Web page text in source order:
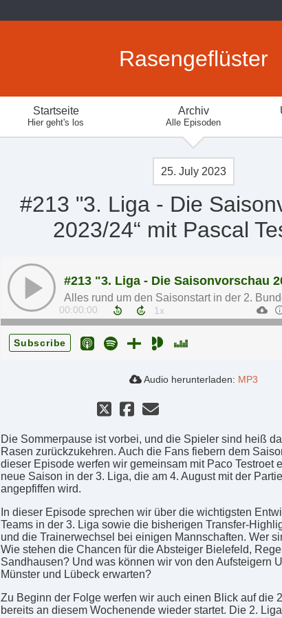
Rasengeflüster
Startseite
Hier geht's los
Archiv
Alle Episoden
25. July 2023
#213 "3. Liga - Die
2023/24“ mit Pascal
00:00:00
Subscribe
Audio herunterladen: MP3
Die Sommerpause ist vorbei, und die Spieler sind heiß
Rasen zurückzukehren. Auch die Fans fiebern dem
dieser Episode werfen wir gemeinsam mit Paco Testroet
neue Saison in der 3. Liga, die am 4. August mit der
angepfiffen wird.
In dieser Episode sprechen wir über die wichtigsten
Teams in der 3. Liga sowie die bisherigen Transfer-
und die Trainerwechsel bei einigen Mannschaften. Wer
Wie stehen die Chancen für die Absteiger Bielefeld,
Sandhausen? Und was können wir von den Aufsteigern
Münster und Lübeck erwarten?
Zu Beginn der Folge werfen wir auch einen Blick auf die
bereits an diesem Wochenende wieder startet. Die 2.